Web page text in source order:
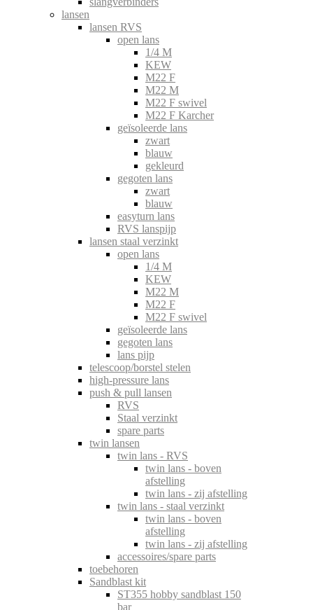
lansen
lansen RVS
open lans
1/4 M
KEW
M22 F
M22 M
M22 F swivel
M22 F Karcher
geïsoleerde lans
zwart
blauw
gekleurd
gegoten lans
zwart
blauw
easyturn lans
RVS lanspijp
lansen staal verzinkt
open lans
1/4 M
KEW
M22 M
M22 F
M22 F swivel
geïsoleerde lans
gegoten lans
lans pijp
telescoop/borstel stelen
high-pressure lans
push & pull lansen
RVS
Staal verzinkt
spare parts
twin lansen
twin lans - RVS
twin lans - boven
afstelling
twin lans - zij afstelling
twin lans - staal verzinkt
twin lans - boven
afstelling
twin lans - zij afstelling
accessoires/spare parts
toebehoren
Sandblast kit
ST355 hobby sandblast 150
bar